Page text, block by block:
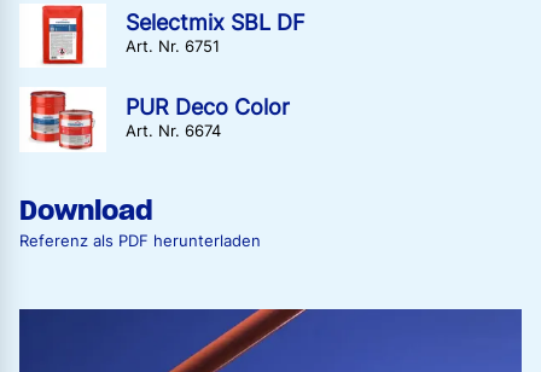
Selectmix SBL DF
Art. Nr. 6751
PUR Deco Color
Art. Nr. 6674
Download
Referenz als PDF herunterladen